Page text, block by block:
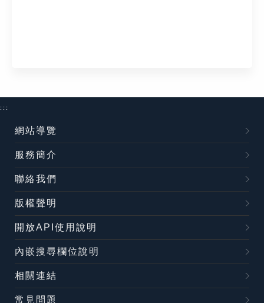
:::
網站導覽
服務簡介
聯絡我們
版權聲明
開放API使用說明
內嵌搜尋欄位說明
相關連結
常見問題